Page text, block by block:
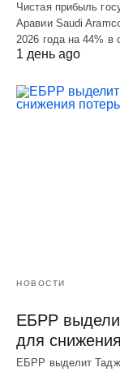
Чистая прибыль
Аравии Saudi
2026 года на 44% в
1 день ago
НОВОСТИ
ЕБРР
для
ЕБРР выделит